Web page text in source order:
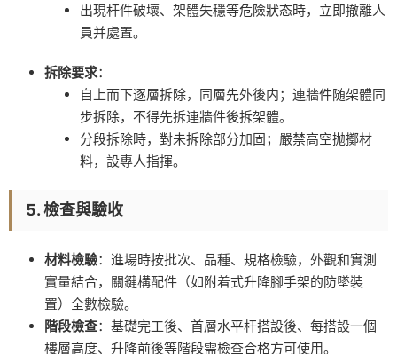
出現杆件破壞、架體失穩等危險狀态時，立即撤離人
員并處置。
拆除要求：
自上而下逐層拆除，同層先外後内；連牆件随架體同
步拆除，不得先拆連牆件後拆架體。
分段拆除時，對未拆除部分加固；嚴禁高空抛擲材
料，設專人指揮。
5. 檢查與驗收
材料檢驗：進場時按批次、品種、規格檢驗，外觀和實測
實量結合，關鍵構配件（如附着式升降腳手架的防墜裝
置）全數檢驗。
階段檢查：基礎完工後、首層水平杆搭設後、每搭設一個
樓層高度、升降前後等階段需檢查合格方可使用。